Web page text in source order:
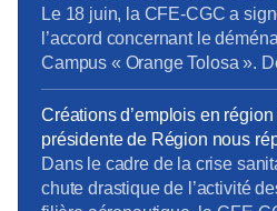
particulièrement […]
d’accompagnement
Le 18 juin, la CFE-CGC a
l’accord concernant le
Campus « Orange Tolosa ».
obtenues par nos
campus Tolosa accord
2024.pdf Le cadre global de
valable jusqu’au 31
l’ensemble des personnels
Créations d’emplois en
présidente de Région nous
Dans le cadre de la crise
chute drastique de l’activité